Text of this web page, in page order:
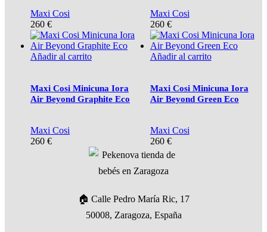
Maxi Cosi
260 €
Maxi Cosi
260 €
Añadir al carrito
Maxi Cosi Minicuna Iora
Air Beyond Graphite Eco
Maxi Cosi
260 €
Añadir al carrito
Maxi Cosi Minicuna Iora
Air Beyond Green Eco
Maxi Cosi
260 €
🏠 Calle Pedro María Ric, 17
50008, Zaragoza, España